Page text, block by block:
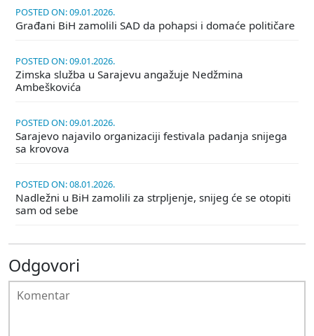
POSTED ON: 09.01.2026.
Građani BiH zamolili SAD da pohapsi i domaće političare
POSTED ON: 09.01.2026.
Zimska služba u Sarajevu angažuje Nedžmina
Ambeškovića
POSTED ON: 09.01.2026.
Sarajevo najavilo organizaciji festivala padanja snijega
sa krovova
POSTED ON: 08.01.2026.
Nadležni u BiH zamolili za strpljenje, snijeg će se otopiti
sam od sebe
Odgovori